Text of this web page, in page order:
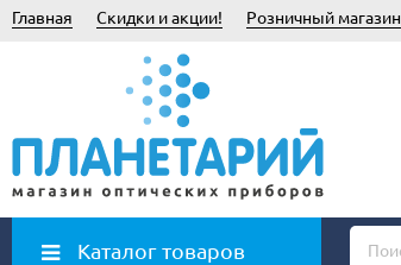
Главная Скидки и акции! Розничный магазин
Каталог товаров